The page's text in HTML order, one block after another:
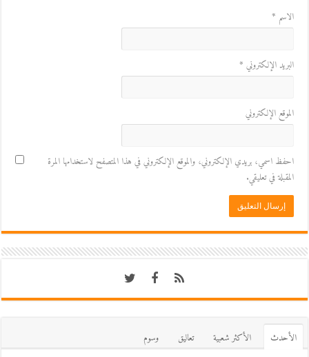
الاسم *
البريد الإلكتروني *
الموقع الإلكتروني
احفظ اسمي، بريدي الإلكتروني، والموقع الإلكتروني في هذا المتصفح لاستخدامها المرة
المقبلة في تعليقي.
اﻷحدث اﻷكثر شعبية تعاليق
وسوم